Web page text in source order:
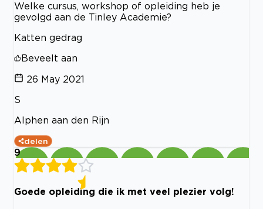
Welke cursus, workshop of opleiding heb je
gevolgd aan de Tinley Academie?
Katten gedrag
Beveelt aan
26 May 2021
S
Alphen aan den Rijn
delen
9
Goede opleiding die ik met veel plezier volg!